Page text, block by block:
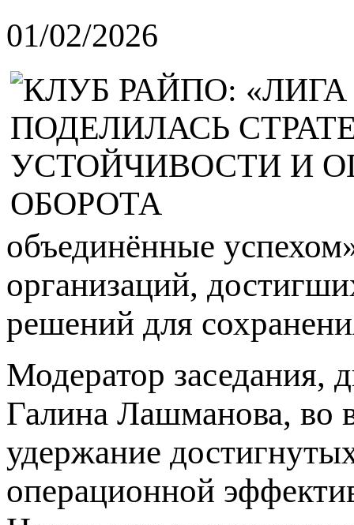
01/02/2026
объединённые
организаций,
решений для
Модератор заседания,
Галина Лашманова, во
удержание
операционной